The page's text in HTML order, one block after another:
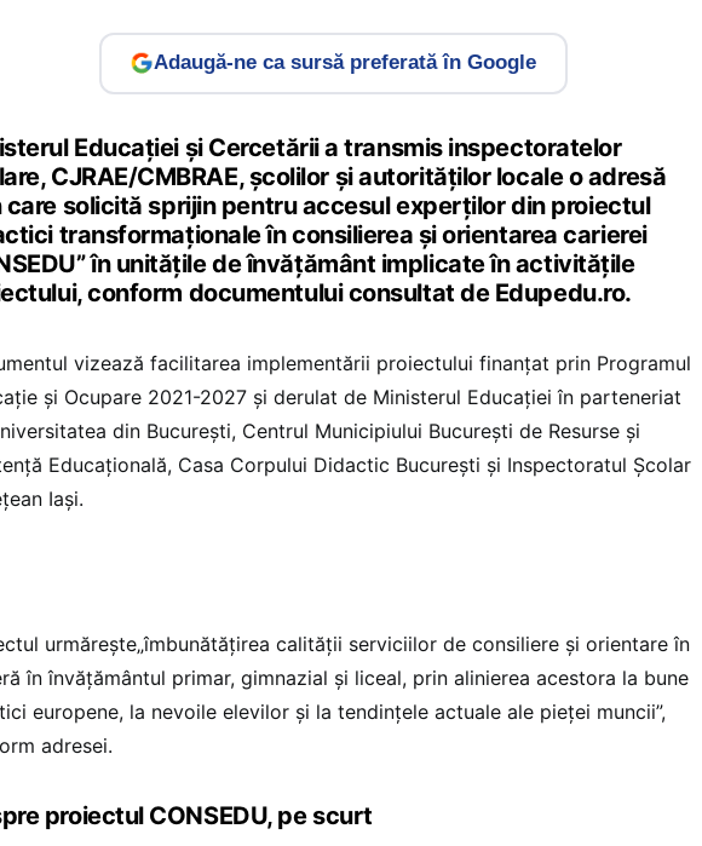
Adaugă-ne ca sursă preferată în Google
Educației și Cercetării a transmis inspectoratelor
CJRAE/CMBRAE, școlilor și autorităților locale o adresă
care solicită sprijin pentru accesul experților din proiectul
transformaționale în consilierea și orientarea carierei
în unitățile de învățământ implicate în activitățile
conform documentului consultat de Edupedu.ro.
vizează facilitarea implementării proiectului finanțat prin Programul
și Ocupare 2021-2027 și derulat de Ministerul Educației în parteneriat
din București, Centrul Municipiului București de Resurse și
Educațională, Casa Corpului Didactic București și Inspectoratul Școlar
Iași.
urmărește„îmbunătățirea calității serviciilor de consiliere și orientare în
în învățământul primar, gimnazial și liceal, prin alinierea acestora la bune
europene, la nevoile elevilor și la tendințele actuale ale pieței muncii”,
adresei.
proiectul CONSEDU, pe scurt